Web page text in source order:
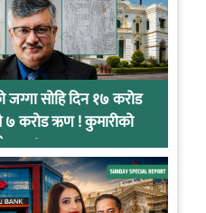
जग्गा सोहि दिन १७ करोड
७ करोड ऋण ! कुमारीको
!